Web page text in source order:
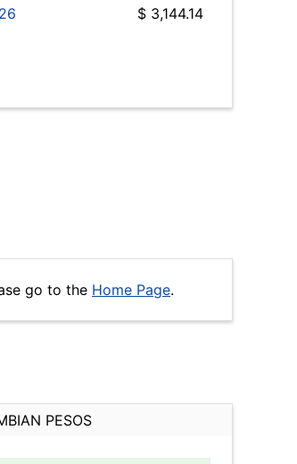
$ 3,144.14
go to the Home Page.
PESOS